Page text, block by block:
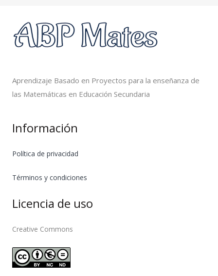
Aprendizaje Basado en Proyectos para la enseñanza de
las Matemáticas en Educación Secundaria
Información
Política de privacidad
Términos y condiciones
Licencia de uso
Creative Commons